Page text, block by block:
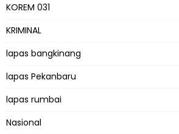
KOREM 031
KRIMINAL
lapas bangkinang
lapas Pekanbaru
lapas rumbai
Nasional